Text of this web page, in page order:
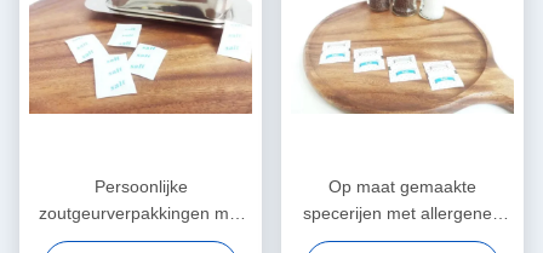
Persoonlijke
zoutgeurverpakkingen met
een houdbaarheid van 18
Op maat gemaakte
specerijen met allergenen
van zuivelproducten / zwarte